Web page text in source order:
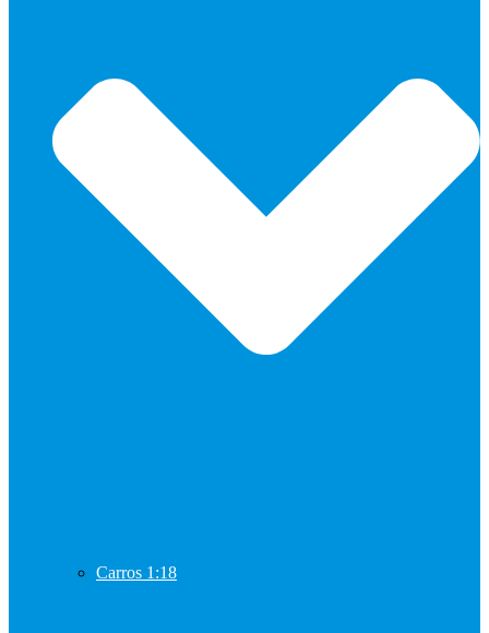
Carros 1:18